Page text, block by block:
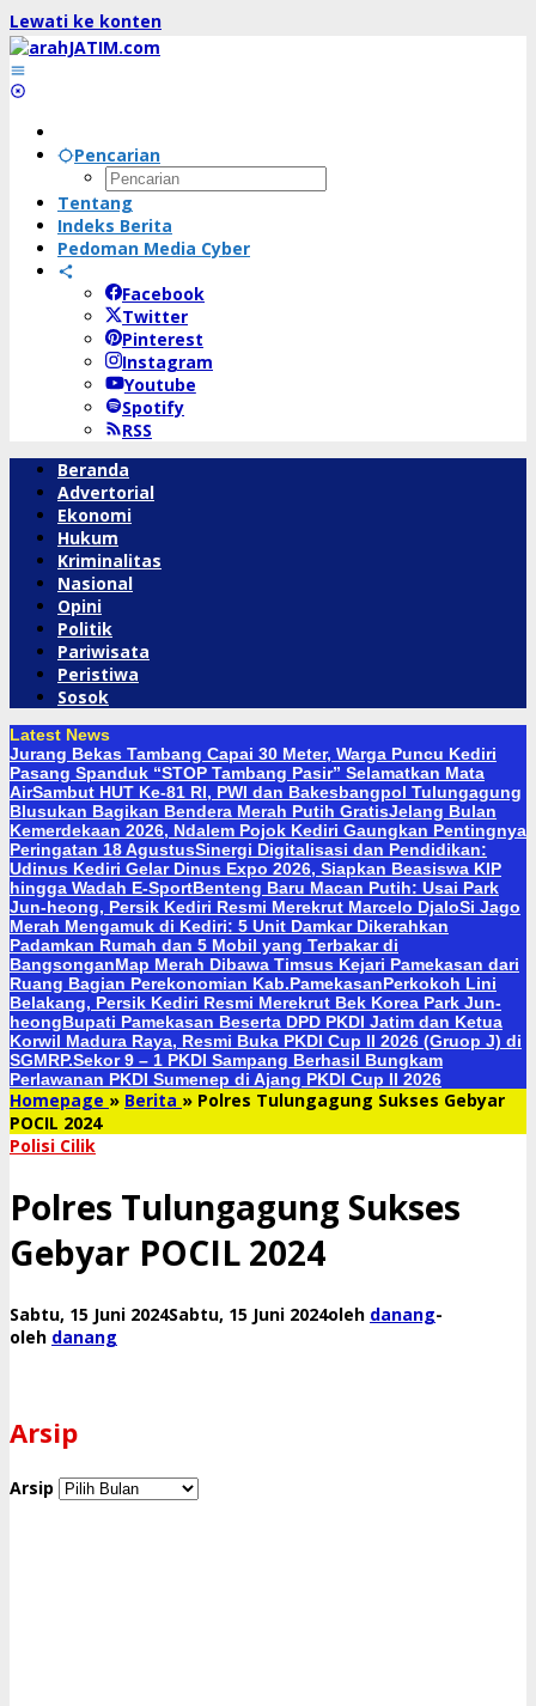
Lewati ke konten
Pencarian
Tentang
Indeks Berita
Pedoman Media Cyber
Facebook
Twitter
Pinterest
Instagram
Youtube
Spotify
RSS
Beranda
Advertorial
Ekonomi
Hukum
Kriminalitas
Nasional
Opini
Politik
Pariwisata
Peristiwa
Sosok
Latest News
Jurang Bekas Tambang Capai 30 Meter, Warga Puncu Kediri
Pasang Spanduk “STOP Tambang Pasir” Selamatkan Mata
AirSambut HUT Ke-81 RI, PWI dan Bakesbangpol Tulungagung
Blusukan Bagikan Bendera Merah Putih GratisJelang Bulan
Kemerdekaan 2026, Ndalem Pojok Kediri Gaungkan Pentingnya
Peringatan 18 AgustusSinergi Digitalisasi dan Pendidikan:
Udinus Kediri Gelar Dinus Expo 2026, Siapkan Beasiswa KIP
hingga Wadah E-SportBenteng Baru Macan Putih: Usai Park
Jun-heong, Persik Kediri Resmi Merekrut Marcelo DjaloSi Jago
Merah Mengamuk di Kediri: 5 Unit Damkar Dikerahkan
Padamkan Rumah dan 5 Mobil yang Terbakar di
BangsonganMap Merah Dibawa Timsus Kejari Pamekasan dari
Ruang Bagian Perekonomian Kab.PamekasanPerkokoh Lini
Belakang, Persik Kediri Resmi Merekrut Bek Korea Park Jun-
heongBupati Pamekasan Beserta DPD PKDI Jatim dan Ketua
Korwil Madura Raya, Resmi Buka PKDI Cup II 2026 (Gruop J) di
SGMRP.Sekor 9 – 1 PKDI Sampang Berhasil Bungkam
Perlawanan PKDI Sumenep di Ajang PKDI Cup II 2026
Homepage » Berita » Polres Tulungagung Sukses Gebyar
POCIL 2024
Polisi Cilik
Polres Tulungagung Sukses
Gebyar POCIL 2024
Sabtu, 15 Juni 2024Sabtu, 15 Juni 2024oleh danang-
oleh danang
Arsip
Arsip